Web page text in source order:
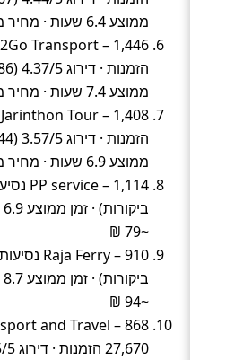
ממוצע 6.4 שעות · מחיר ממוצע ~92 ₪
ממוצע 7.4 שעות · מחיר ממוצע ~55 ₪
ממוצע 6.9 שעות · מחיר ממוצע ~75 ₪
~79 ₪
~94 ₪